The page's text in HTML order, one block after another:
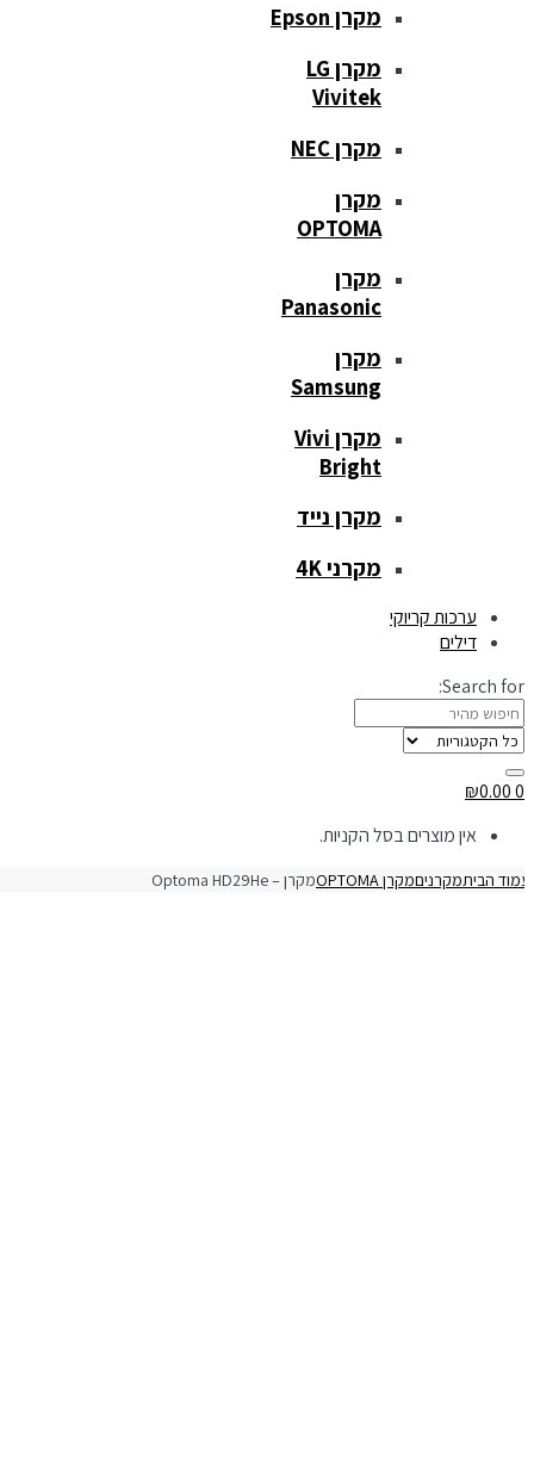
מקרן Epson
מקרן LG
Vivitek
מקרן NEC
מקרן
OPTOMA
מקרן
Panasonic
מקרן
Samsung
מקרן Vivi
Bright
מקרן נייד
מקרני 4K
ערכות קריוקי
דילים
Search for:
₪0.00
אין מוצרים בסל הקניות.
הביתמקרניםמקרן OPTOMA מקרן – Optoma HD29He